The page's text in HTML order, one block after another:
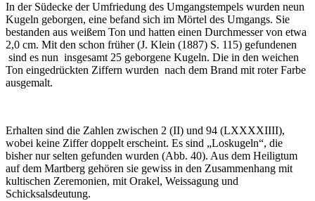
In der Südecke der Umfriedung des Umgangstempels wurden neun
Kugeln geborgen, eine befand sich im Mörtel des Umgangs. Sie
bestanden aus weißem Ton und hatten einen Durchmesser von etwa
2,0 cm. Mit den schon früher (J. Klein (1887) S. 115) gefundenen
sind es nun insgesamt 25 geborgene Kugeln. Die in den weichen
Ton eingedrückten Ziffern wurden nach dem Brand mit roter Farbe
ausgemalt.
Erhalten sind die Zahlen zwischen 2 (II) und 94 (LXXXXIIII),
wobei keine Ziffer doppelt erscheint. Es sind „Loskugeln“, die
bisher nur selten gefunden wurden (Abb. 40). Aus dem Heiligtum
auf dem Martberg gehören sie gewiss in den Zusammenhang mit
kultischen Zeremonien, mit Orakel, Weissagung und
Schicksalsdeutung.